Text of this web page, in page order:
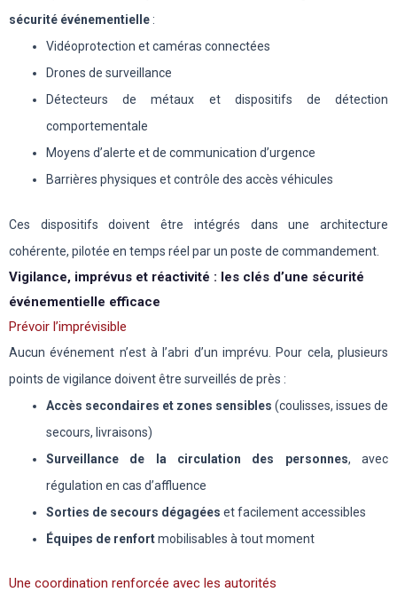
sécurité événementielle :
Vidéoprotection et caméras connectées
Drones de surveillance
Détecteurs de métaux et dispositifs de détection
comportementale
Moyens d’alerte et de communication d’urgence
Barrières physiques et contrôle des accès véhicules
Ces dispositifs doivent être intégrés dans une architecture
cohérente, pilotée en temps réel par un poste de commandement.
Vigilance, imprévus et réactivité : les clés d’une sécurité
événementielle efficace
Prévoir l’imprévisible
Aucun événement n’est à l’abri d’un imprévu. Pour cela, plusieurs
points de vigilance doivent être surveillés de près :
Accès secondaires et zones sensibles (coulisses, issues de
secours, livraisons)
Surveillance de la circulation des personnes, avec
régulation en cas d’affluence
Sorties de secours dégagées et facilement accessibles
Équipes de renfortmobilisables à tout moment
Une coordination renforcée avec les autorités